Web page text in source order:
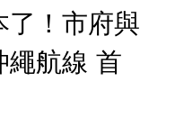
了！市府與
繩航線 首